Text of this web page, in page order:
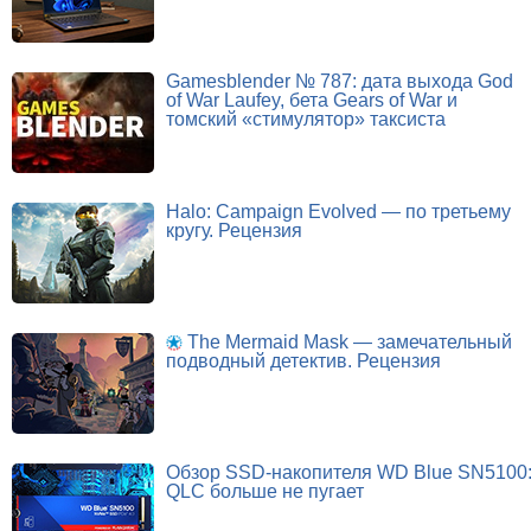
Gamesblender № 787: дата выхода God
of War Laufey, бета Gears of War и
томский «стимулятор» таксиста
Halo: Campaign Evolved — по третьему
кругу. Рецензия
The Mermaid Mask — замечательный
подводный детектив. Рецензия
Обзор SSD-накопителя WD Blue SN5100:
QLC больше не пугает